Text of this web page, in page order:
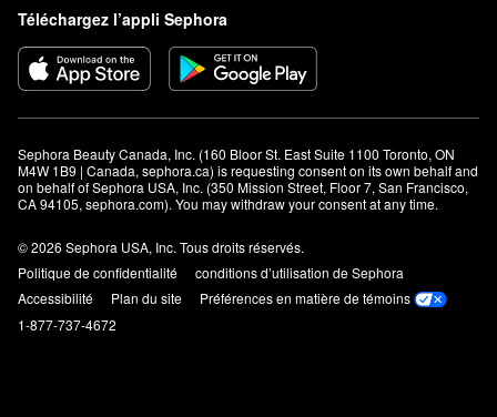
Téléchargez l’appli Sephora
Sephora Beauty Canada, Inc. (160 Bloor St. East Suite 1100 Toronto, ON
M4W 1B9 | Canada, sephora.ca) is requesting consent on its own behalf and
on behalf of Sephora USA, Inc. (350 Mission Street, Floor 7, San Francisco,
CA 94105, sephora.com). You may withdraw your consent at any time.
© 2026 Sephora USA, Inc. Tous droits réservés.
Politique de confidentialité
conditions d’utilisation de Sephora
Accessibilité
Plan du site
Préférences en matière de témoins
1-877-737-4672